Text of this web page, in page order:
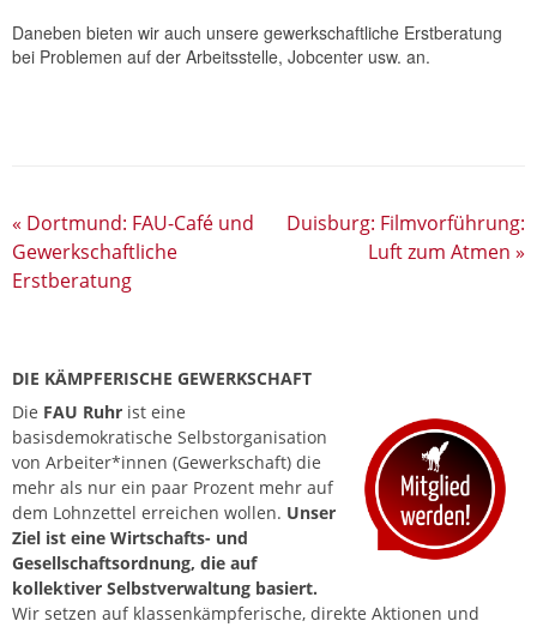
Daneben bieten wir auch unsere gewerkschaftliche Erstberatung
bei Problemen auf der Arbeitsstelle, Jobcenter usw. an.
« Dortmund: FAU-Café und
Gewerkschaftliche
Erstberatung
Duisburg: Filmvorführung:
Luft zum Atmen »
DIE KÄMPFERISCHE GEWERKSCHAFT
Die FAU Ruhr ist eine
basisdemokratische Selbstorganisation
von Arbeiter*innen (Gewerkschaft) die
mehr als nur ein paar Prozent mehr auf
dem Lohnzettel erreichen wollen. Unser
Ziel ist eine Wirtschafts- und
Gesellschaftsordnung, die auf
kollektiver Selbstverwaltung basiert.
Wir setzen auf klassenkämpferische, direkte Aktionen und